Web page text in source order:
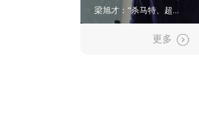
梁旭才：“杀马特、超...
更多